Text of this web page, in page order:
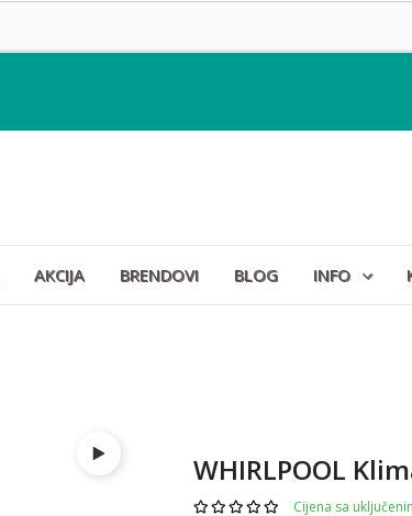
AKCIJA BRENDOVI BLOG INFO
WHIRLPOOL
Cijena sa